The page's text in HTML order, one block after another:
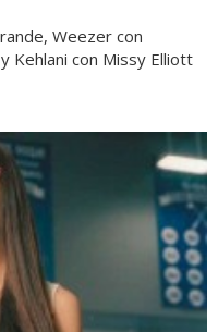
Weezer con
Kehlani con Missy Elliott